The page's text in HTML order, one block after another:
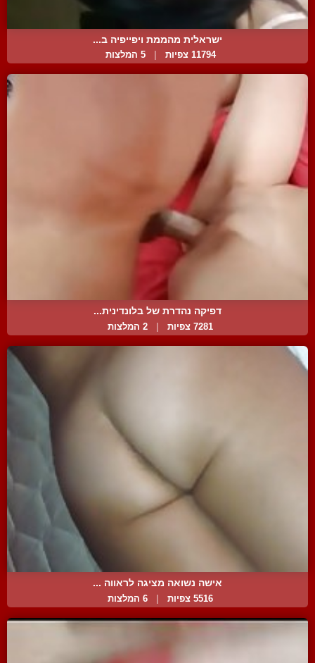
ישראלית מהממת ויפייפיה ב...
11794 צפיות 5 המלצות
דפיקה נהדרת של בלונדינית...
7281 צפיות 2 המלצות
אישה נשואה מציגה לראווה ...
5516 צפיות | 6 המלצות